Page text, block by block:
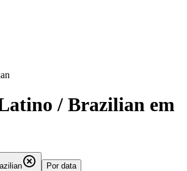
/ Brazilian em
Por data